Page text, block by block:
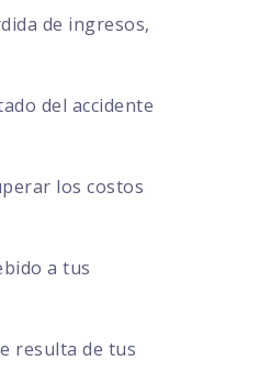
de ingresos,
del accidente
los costos
a tus
resulta de tus